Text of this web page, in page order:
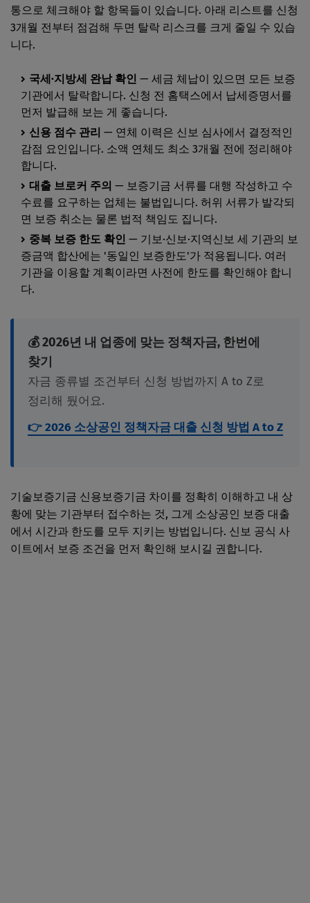
통으로 체크해야 할 항목들이 있습니다. 아래 리스트를 신청
3개월 전부터 점검해 두면 탈락 리스크를 크게 줄일 수 있습
니다.
국세·지방세 완납 확인 — 세금 체납이 있으면 모든 보증
기관에서 탈락합니다. 신청 전 홈택스에서 납세증명서를
먼저 발급해 보는 게 좋습니다.
신용 점수 관리 — 연체 이력은 신보 심사에서 결정적인
감점 요인입니다. 소액 연체도 최소 3개월 전에 정리해야
합니다.
대출 브로커 주의 — 보증기금 서류를 대행 작성하고 수
수료를 요구하는 업체는 불법입니다. 허위 서류가 발각되
면 보증 취소는 물론 법적 책임도 집니다.
중복 보증 한도 확인 — 기보·신보·지역신보 세 기관의 보
증금액 합산에는 '동일인 보증한도'가 적용됩니다. 여러
기관을 이용할 계획이라면 사전에 한도를 확인해야 합니
다.
💰 2026년 내 업종에 맞는 정책자금, 한번에
찾기
자금 종류별 조건부터 신청 방법까지 A to Z로
정리해 뒀어요.
👉 2026 소상공인 정책자금 대출 신청 방법 A to Z
기술보증기금 신용보증기금 차이를 정확히 이해하고 내 상
황에 맞는 기관부터 접수하는 것, 그게 소상공인 보증 대출
에서 시간과 한도를 모두 지키는 방법입니다. 신보 공식 사
이트에서 보증 조건을 먼저 확인해 보시길 권합니다.